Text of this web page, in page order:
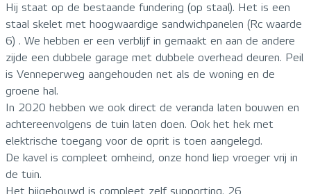
Hij staat op de bestaande fundering (op staal). Het is een
staal skelet met hoogwaardige sandwichpanelen (Rc waarde
6) . We hebben er een verblijf in gemaakt en aan de andere
zijde een dubbele garage met dubbele overhead deuren. Peil
is Venneperweg aangehouden net als de woning en de
groene hal.
In 2020 hebben we ook direct de veranda laten bouwen en
achtereenvolgens de tuin laten doen. Ook het hek met
elektrische toegang voor de oprit is toen aangelegd.
De kavel is compleet omheind, onze hond liep vroeger vrij in
de tuin.
Het bijgebouwd is compleet zelf supporting. 26